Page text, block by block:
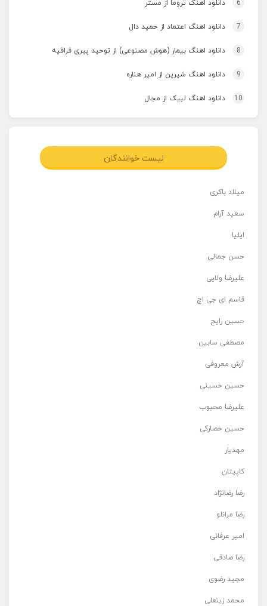
6 دانلود اهنگ تروما از مستر
7 دانلود اهنگ اعتماد از حمید دال
8 دانلود اهنگ بیمار (هوش مصنوعی) از توحید پیری قراقیه
9 دانلود اهنگ شیرین از امیر هناره
10 دانلود اهنگ لبیک از مجال
لیست خوانندگان
میلاد باکری
سعید آرام
ایلیا
حسن جمالی
علیرضا ولایی
قاسم ای جی اچ
حسین رایج
مصطفی سابین
آرش معروفی
حسین حسینی
علیرضا محبوب
حسین حصارکی
مهدیار
کاپیتان
رضا رضانژاد
رضا مرانلو
امیر عرفانی
رضا صادقی
مجید رضوی
محمد زینعلی